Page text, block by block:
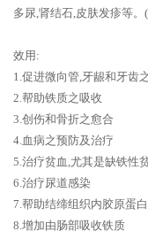
多尿,肾结石,皮肤发疹等
效用:
1.促进微向管,牙龈和牙齿
2.帮助铁质之吸收
3.创伤和骨折之愈合
4.血病之预防及治疗
5.治疗贫血,尤其是缺铁性
6.治疗尿道感染
7.帮助结缔组织内胶原蛋
8.增加由肠部吸收铁质